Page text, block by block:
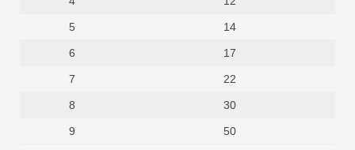
5 14
6 17
7 22
8 30
9 50